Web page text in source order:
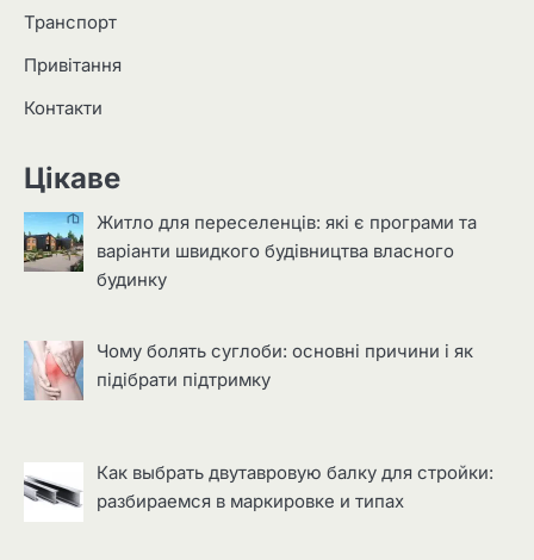
Транспорт
Привітання
Контакти
Цікаве
Житло для переселенців: які є програми та
варіанти швидкого будівництва власного
будинку
Чому болять суглоби: основні причини і як
підібрати підтримку
Как выбрать двутавровую балку для стройки:
разбираемся в маркировке и типах